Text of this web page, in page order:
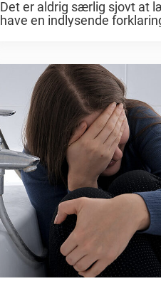
Det er aldrig særlig sjovt at
have en indlysende